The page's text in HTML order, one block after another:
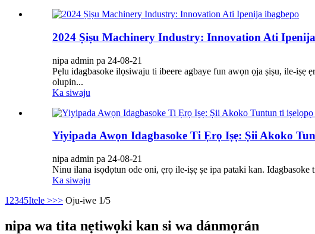
2024 Ṣiṣu Machinery Industry: Innovation Ati
nipa admin pa 24-08-21
Pẹlu idagbasoke ilọsiwaju ti ibeere agbaye fun awọn ọja ṣiṣu, ile-
olupin...
Ka siwaju
Yiyipada Awọn Idagbasoke Ti Ẹrọ Iṣẹ: Ṣii Akoko
nipa admin pa 24-08-21
Ninu ilana isọdọtun ode oni, ẹrọ ile-iṣẹ ṣe ipa pataki kan.
Ka siwaju
1 2345Itele >>> Oju-iwe 1/5
nipa wa tita nẹtiwọki kan si wa dánmọrán